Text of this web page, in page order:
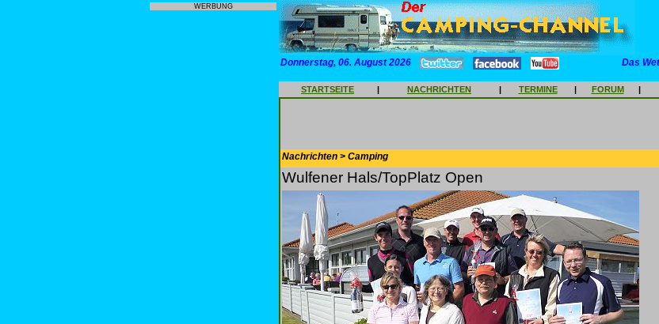
WERBUNG
Donnerstag, 06. August 2026 Das
STARTSEITE | NACHRICHTEN | TERMINE | FORUM |
Nachrichten > Camping
Wulfener Hals/TopPlatz Open